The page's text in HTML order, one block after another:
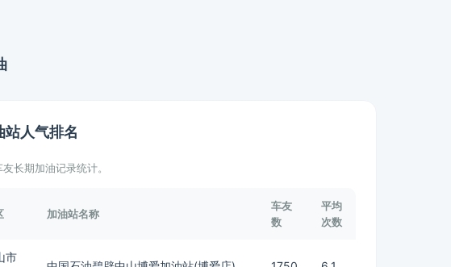
站人气排名
长期加油记录统计。
加油站名称
车友
数
平均
次数
市